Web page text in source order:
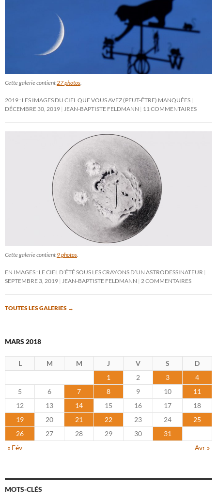
Cette galerie contient 27 photos
2019 : LES IMAGES DU CIEL QUE VOUS AVEZ (PEUT-ÊTRE) MANQUÉES
DÉCEMBRE 30, 2019
JEAN-BAPTISTE FELDMANN 11 COMMENTAIRES
Cette galerie contient 9 photos
EN IMAGES : LE CIEL D’ÉTÉ SOUS LES CRAYONS D’UN ASTRODESSINATEUR
SEPTEMBRE 3, 2019
JEAN-BAPTISTE FELDMANN 2 COMMENTAIRES
TOUTES LES GALERIES →
MARS 2018
L M M J V S
D
1
2 3
4
5
6 7 8 9 10
11
12
13 14 15 16 17
18
19
20 21 22 23 24
25
26
27 28 29 30
31
« Fév
Avr »
MOTS-CLÉS